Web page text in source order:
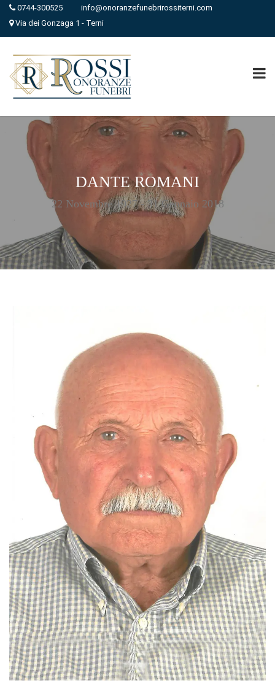
0744-300525
info@onoranzefunebrirossiterni.com
Via dei Gonzaga 1 - Terni
DANTE ROMANI
22 Novembre 1927 - 31 Gennaio 2018